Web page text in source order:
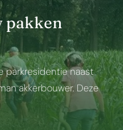
parkresidentie naast
akkerbouwer. Deze